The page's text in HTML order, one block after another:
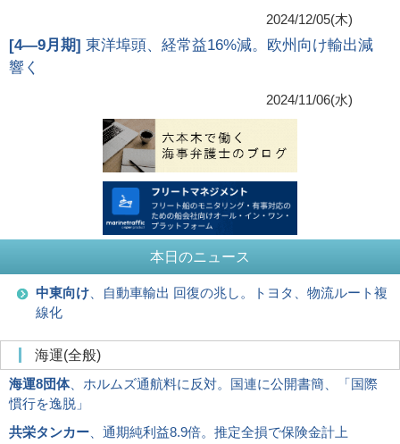
2024/12/05(木)
[4―9月期] 東洋埠頭、経常益16%減。欧州向け輸出減
響く
2024/11/06(水)
本日のニュース
中東向け 、自動車輸出 回復の兆し。トヨタ、物流ルート複
線化
海運(全般)
海運8団体、ホルムズ通航料に反対。国連に公開書簡、「国際
慣行を逸脱」
共栄タンカー 、通期純利益8.9倍。推定全損で保険金計上